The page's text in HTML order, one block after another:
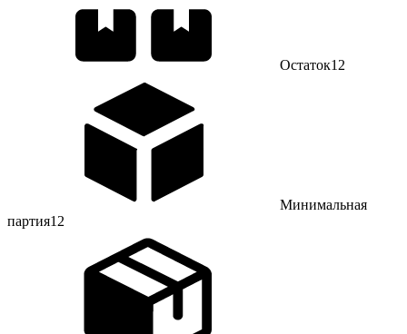
Остаток12
Минимальная
партия12